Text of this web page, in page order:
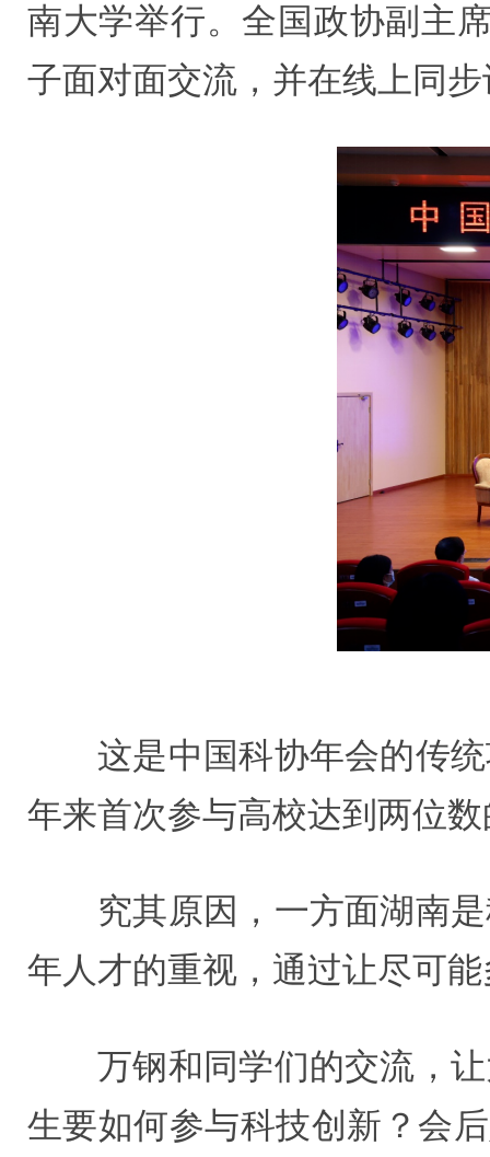
南大学举行。全国政协副主
子面对面交流，并在线上同
这是中国科协年会的传
年来首次参与高校达到两位
究其原因，一方面湖南
年人才的重视，通过让尽可
万钢和同学们的交流，
生要如何参与科技创新？会